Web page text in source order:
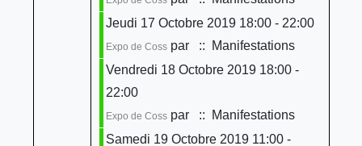
Jeudi 17 Octobre 2019 18:00 - 22:00
Expo de Cosspar
:: Manifestations
Vendredi 18 Octobre 2019 18:00 -
22:00
Expo de Cosspar
:: Manifestations
Samedi 19 Octobre 2019 11:00 -